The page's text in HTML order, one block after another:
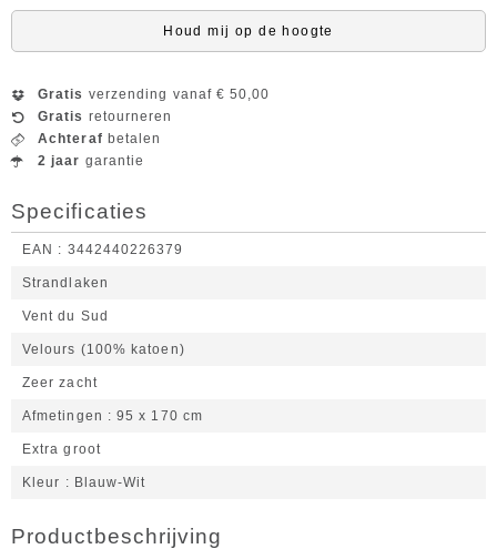
Houd mij op de hoogte
Gratis verzending vanaf € 50,00
Gratis retourneren
Achteraf betalen
2 jaar garantie
Specificaties
EAN 3442440226379
Strandlaken
Vent du Sud
Velours (100% katoen)
Zeer zacht
Afmetingen 95 x 170 cm
Extra groot
Kleur Blauw-Wit
Productbeschrijving